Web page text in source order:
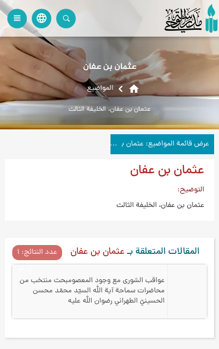
language
view_headline
عثمان بن عفان
home المواضیع
عثمان بن عفان، الخليفة الثالث
عرض قائمة المواضيع: عثمان بن عفان
عثمان بن عفان
التوضيح
عثمان بن عفان، الخليفة الثالث
المقالات المتعلقة بـعثمان بن عفان عدد النتائج: ۱
عواقب الشورى مع وجود المعصومبحث منتخب من
محاضرات سماحة آية الله السيّد محمّد محسن
الحسينيّ الطهراني رضوان الله عليه